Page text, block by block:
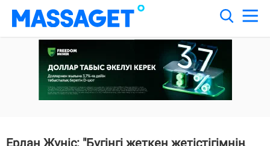
Ерлан Жүніс: "Бүгінгі жеткен жетістігімнің